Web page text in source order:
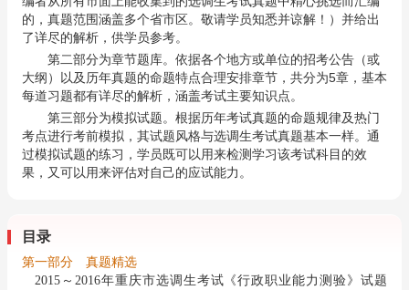
的，真题范围涵盖多个省市区。敬请学员知悉并谅解！）并给出
了详尽的解析，供学员参考。
第二部分为章节题库。依据各个地方或单位的招考公告（或
大纲）以及历年真题的命题特点合理安排章节，共分为5章，基本
每道习题都有详尽的解析，涵盖考试主要知识点。
第三部分为模拟试题。根据历年考试真题的命题规律及热门
考点进行考前模拟，其试题风格与选调生考试真题基本一样。通
过模拟试题的练习，学员既可以用来检测学习该考试科目的效
果，又可以用来评估对自己的应试能力。
目录
第一部分 真题精选
2015～2016年重庆市选调生考试《行政职业能力测验》试题